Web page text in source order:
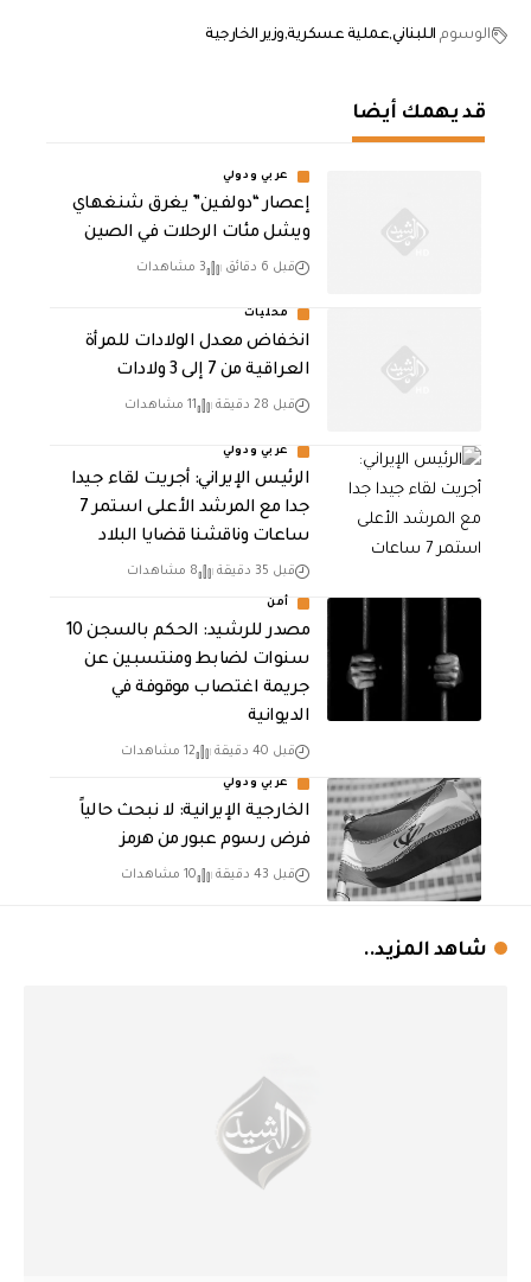
الوسوم اللبنانيعملية عسكرية وزير الخارجية
قد يهمك أيضا
عربي ودولي
إعصار “دولفين” يغرق شنغهاي
ويشل مئات الرحلات في الصين
قبل 6 دقائق 3 مشاهدات
محليات
انخفاض معدل الولادات للمرأة
العراقية من 7 إلى 3 ولادات
قبل 28 دقيقة 11 مشاهدات
عربي ودولي
الرئيس الإيراني: أجريت لقاء جيدا
جدا مع المرشد الأعلى استمر 7
ساعات وناقشنا قضايا البلاد
قبل 35 دقيقة 8 مشاهدات
أمن
مصدر للرشيد: الحكم بالسجن 10
سنوات لضابط ومنتسبين عن
جريمة اغتصاب موقوفة في
الديوانية
قبل 40 دقيقة 12 مشاهدات
عربي ودولي
الخارجية الإيرانية: لا نبحث حالياً
فرض رسوم عبور من هرمز
قبل 43 دقيقة 10 مشاهدات
شاهد المزيد..